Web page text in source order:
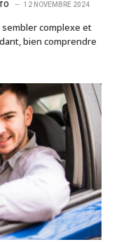
12 NOVEMBRE 2024
sembler complexe et
bien comprendre